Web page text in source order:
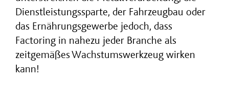
Dienstleistungssparte, der Fahrzeugbau oder
das Ernährungsgewerbe jedoch, dass
Factoring in nahezu jeder Branche als
zeitgemäßes Wachstumswerkzeug wirken
kann!